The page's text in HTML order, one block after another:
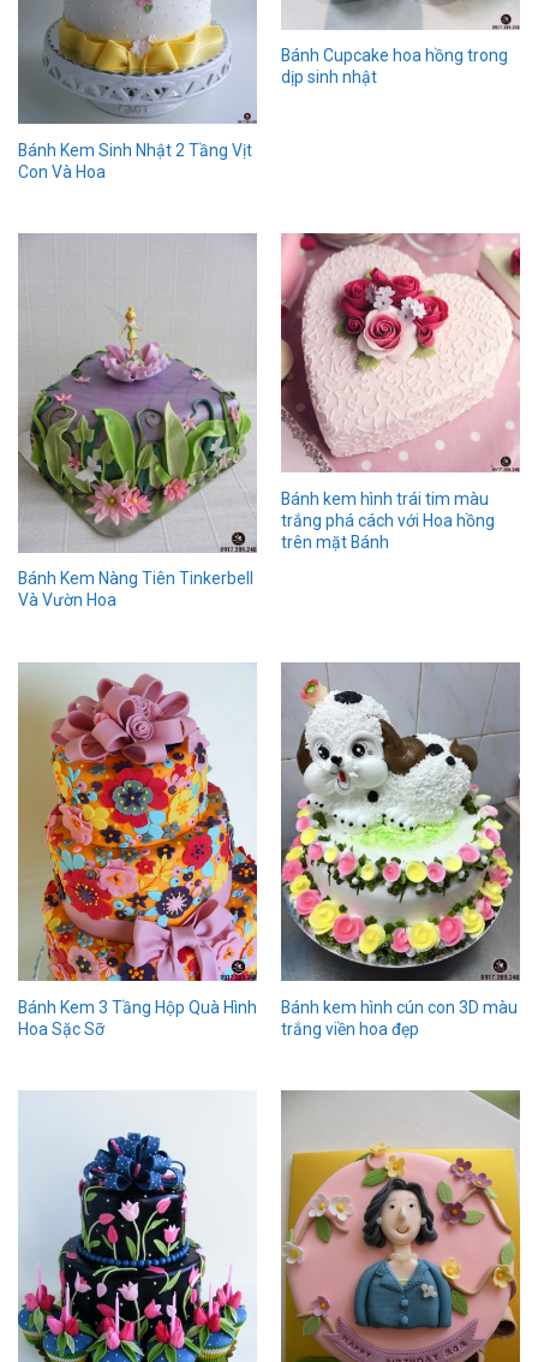
Bánh Kem Sinh Nhật 2 Tầng Vịt
Con Và Hoa
Bánh Cupcake hoa hồng trong
dịp sinh nhật
Bánh Kem Nàng Tiên Tinkerbell
Và Vườn Hoa
Bánh kem hình trái tim màu
trắng phá cách với Hoa hồng
trên mặt Bánh
Bánh Kem 3 Tầng Hộp Quà Hình
Hoa Sặc Sỡ
Bánh kem hình cún con 3D màu
trắng viền hoa đẹp